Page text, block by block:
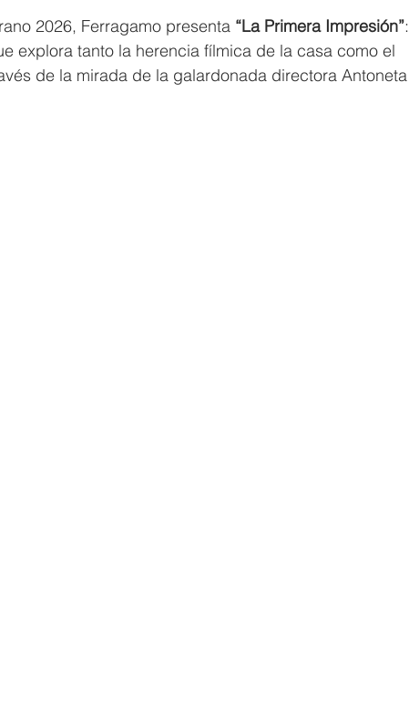
2026, Ferragamo presenta “La Primera Impresión”:
explora tanto la herencia fílmica de la casa como el
de la mirada de la galardonada directora Antoneta